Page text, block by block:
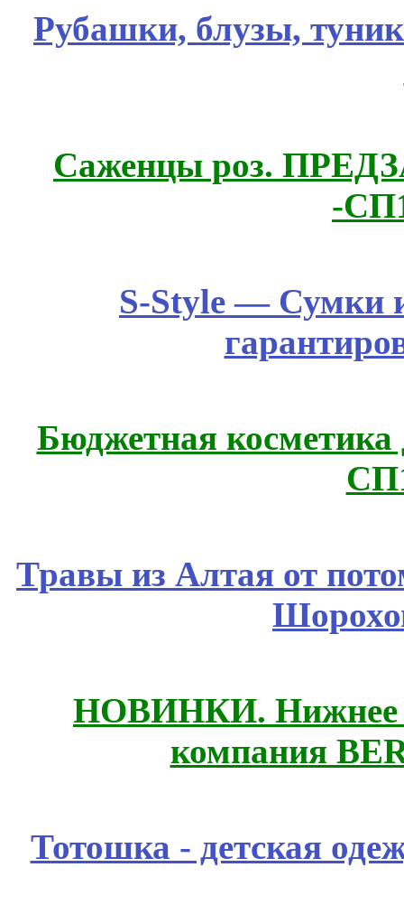
Рубашки, блузы,
Саженцы роз.
-
S-Style — Сумки
Бюджетная косметика
Травы из Алтая от
НОВИНКИ. Нижнее
компания
Тотошка - детская